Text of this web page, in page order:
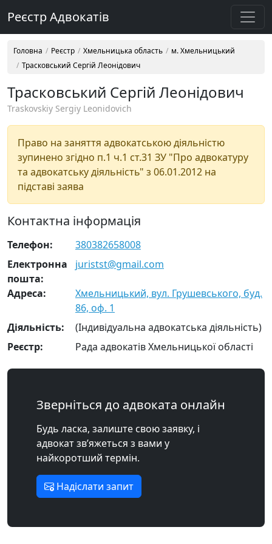
Реєстр Адвокатів
Головна Реєстр Хмельницька область
м. Хмельницький
Трасковський Сергій Леонідович
Трасковський Сергій Леонідович
Traskovskiy Sergiy Leonidovich
Право на заняття адвокатською діяльністю
зупинено згідно п.1 ч.1 ст.31 ЗУ "Про адвокатуру
та адвокатську діяльність" з 06.01.2012 на
підставі заява
Контактна інформація
Телефон:
380382658008
Електронна
пошта:
juristst@gmail.com
Адреса:
Хмельницький, вул. Грушевського, буд.
86, оф. 1
Діяльність:
(Індивідуальна адвокатська діяльність)
Реєстр:
Рада адвокатів Хмельницької області
Зверніться до адвоката онлайн
Будь ласка, залиште свою заявку, і
адвокат зв’яжеться з вами у
найкоротший термін.
Надіслати запит